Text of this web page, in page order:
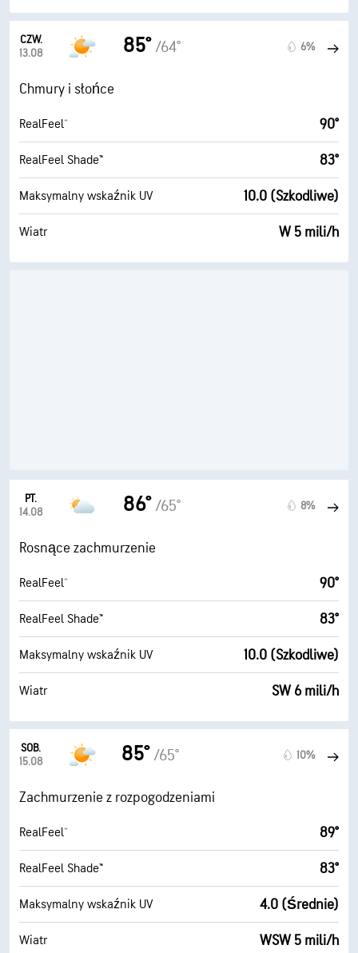
CZW.
13.08
85° /64° 6%
Chmury i słońce
RealFeel® 90°
RealFeel Shade™ 83°
Maksymalny wskaźnik UV 10.0 (Szkodliwe)
Wiatr W 5 mili/h
PT.
14.08
86° /65° 8%
Rosnące zachmurzenie
RealFeel® 90°
RealFeel Shade™ 83°
Maksymalny wskaźnik UV 10.0 (Szkodliwe)
Wiatr SW 6 mili/h
SOB.
15.08
85° /65° 10%
Zachmurzenie z rozpogodzeniami
RealFeel® 89°
RealFeel Shade™ 83°
Maksymalny wskaźnik UV 4.0 (Średnie)
Wiatr WSW 5 mili/h